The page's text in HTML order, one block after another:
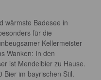
wärmste Badesee in
für die
Kellermeister
Wanken: In den
ist Mendelbier zu Hause.
Bier im bayrischen Stil.